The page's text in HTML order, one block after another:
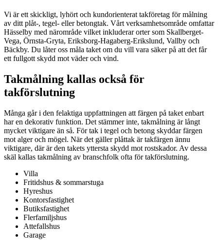
Vi är ett skickligt, lyhört och kundorienterat takföretag för målning
av ditt plåt-, tegel- eller betongtak. Vårt verksamhetsområde omfattar
Hässelby med närområde vilket inkluderar orter som Skallberget-
Vega, Örnsta-Gryta, Eriksborg-Hagaberg-Erikslund, Vallby och
Bäckby. Du låter oss måla taket om du vill vara säker på att det får
ett fullgott skydd mot väder och vind.
Takmålning kallas också för
takförslutning
Många går i den felaktiga uppfattningen att färgen på taket enbart
har en dekorativ funktion. Det stämmer inte, takmålning är långt
mycket viktigare än så. För tak i tegel och betong skyddar färgen
mot alger och mögel. När det gäller plåttak är takfärgen ännu
viktigare, där är den takets yttersta skydd mot rostskador. Av dessa
skäl kallas takmålning av branschfolk ofta för takförslutning.
Villa
Fritidshus & sommarstuga
Hyreshus
Kontorsfastighet
Butiksfastighet
Flerfamiljshus
Attefallshus
Garage